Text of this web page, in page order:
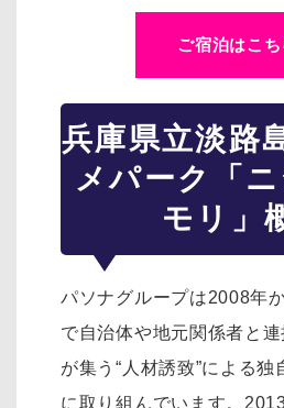
ご宿泊はこち
兵庫県立淡路
メパーク「
モリ」
パソナグループは2008年
で自治体や地元関係者と
が集う“人材誘致”による独
に取り組んでいます。